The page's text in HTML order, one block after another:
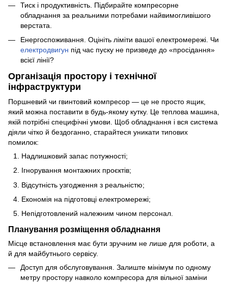
Тиск і продуктивність. Підбирайте компресорне
обладнання за реальними потребами найвимогливішого
верстата.
Енергоспоживання. Оцініть ліміти вашої електромережі. Чи
електродвигун під час пуску не призведе до «просідання»
всієї лінії?
Організація простору і технічної
інфраструктури
Поршневий чи гвинтовий компресор — це не просто ящик,
який можна поставити в будь-якому кутку. Це теплова машина,
якій потрібні специфічні умови. Щоб обладнання і вся система
діяли чітко й бездоганно, старайтеся уникати типових
помилок:
Надлишковий запас потужності;
Ігнорування монтажних проєктів;
Відсутність узгодження з реальністю;
Економія на підготовці електромережі;
Непідготовлений належним чином персонал.
Планування розміщення обладнання
Місце встановлення має бути зручним не лише для роботи, а
й для майбутнього сервісу.
Доступ для обслуговування. Залиште мінімум по одному
метру простору навколо компресора для вільної заміни